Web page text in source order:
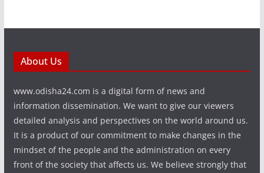
About Us
www.odisha24.com is a digital form of news and
information dissemination. We want to give our viewers
detailed analysis and perspectives on the world around us.
It is a product of our commitment to make changes in the
mindset of the people and the administration on every
front of the society that affects us. We believe strongly that